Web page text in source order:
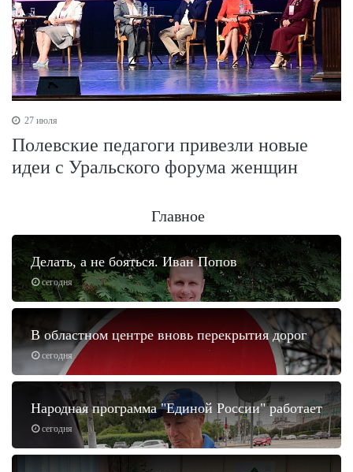
27 июля
Полевские педагоги привезли новые
идеи с Уральского форума женщин
Главное
сегодня
Делать, а не бояться. Иван Попов
сегодня
В областном центре вновь перекрытия дорог
сегодня
Народная программа "Единой России" работает